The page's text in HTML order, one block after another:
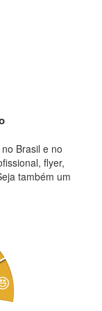
Brasil e no
flyer,
também um